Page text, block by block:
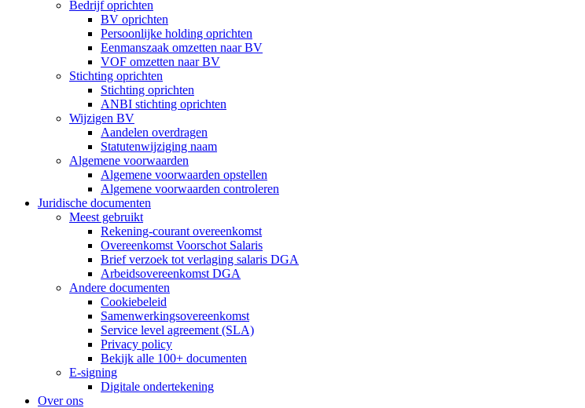
Bedrijf oprichten
BV oprichten
Persoonlijke holding oprichten
Eenmanszaak omzetten naar BV
VOF omzetten naar BV
Stichting oprichten
Stichting oprichten
ANBI stichting oprichten
Wijzigen BV
Aandelen overdragen
Statutenwijziging naam
Algemene voorwaarden
Algemene voorwaarden opstellen
Algemene voorwaarden controleren
Juridische documenten
Meest gebruikt
Rekening-courant overeenkomst
Overeenkomst Voorschot Salaris
Brief verzoek tot verlaging salaris DGA
Arbeidsovereenkomst DGA
Andere documenten
Cookiebeleid
Samenwerkingsovereenkomst
Service level agreement (SLA)
Privacy policy
Bekijk alle 100+ documenten
E-signing
Digitale ondertekening
Over ons